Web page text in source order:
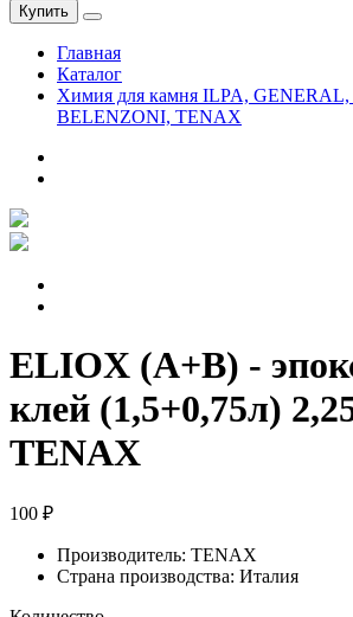
Купить
Главная
Каталог
Химия для камня ILPA,
BELENZONI, TENAX
ELIOX (A+B) -
клей (1,5+0,75л)
TENAX
100 ₽
Производитель: TENAX
Страна производства: Италия